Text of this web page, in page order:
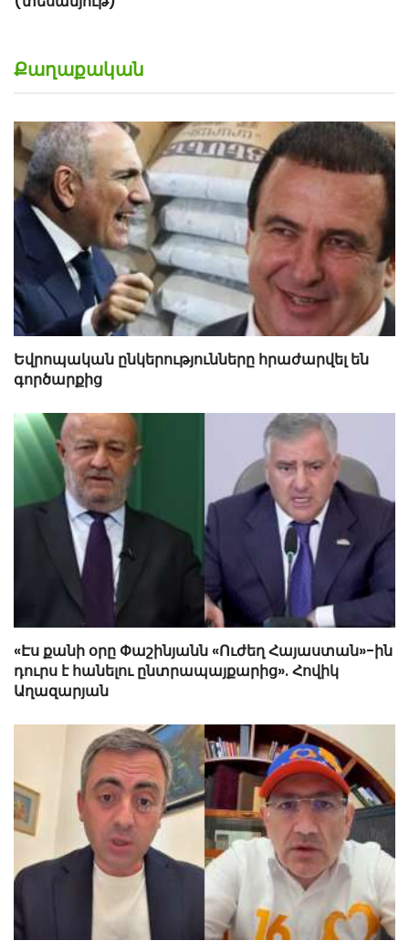
Քաղաքական
Եվրոպական ընկերությունները հրաժարվել են
գործարքից
«Էս քանի օրը Փաշինյանն «Ուժեղ Հայաստան»-ին
դուրս է հանելու ընտրապայքարից». Հովիկ
Աղազարյան